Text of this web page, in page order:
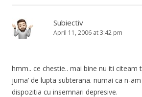
Subiectiv
April 11, 2006 at 3:42 pm
hmm.. ce chestie.. mai bine nu iti citeam
juma’ de lupta subterana. numai ca n-
dispozitia cu insemnari depresive.